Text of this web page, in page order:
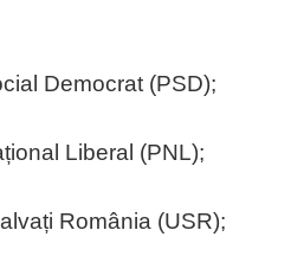
Democrat (PSD);
Liberal (PNL);
România (USR);